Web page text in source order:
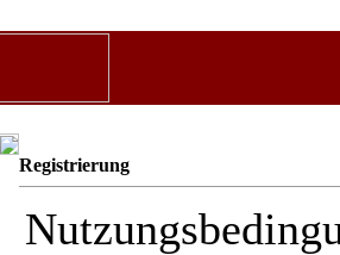
Registrierung